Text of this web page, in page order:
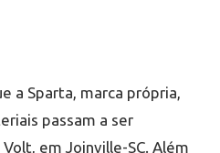
a Sparta, marca própria,
passam a ser
em Joinville-SC. Além